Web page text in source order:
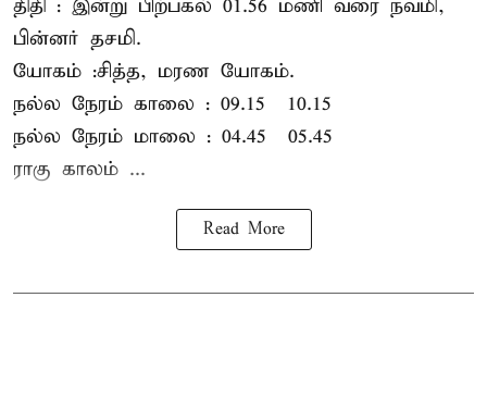
திதி : இன்று பிற்பகல் 01.56 மணி வரை நவமி,
பின்னர் தசமி.
யோகம் :சித்த, மரண யோகம்.
நல்ல நேரம் காலை : 09.15 – 10.15
நல்ல நேரம் மாலை : 04.45 – 05.45
ராகு காலம் ...
Read More